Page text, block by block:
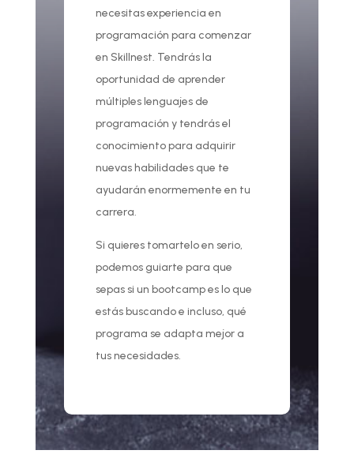
necesitas experiencia en
programación para comenzar
en Skillnest. Tendrás la
oportunidad de aprender
múltiples lenguajes de
programación y tendrás el
conocimiento para adquirir
nuevas habilidades que te
ayudarán enormemente en tu
carrera.
Si quieres tomartelo en serio,
podemos guiarte para que
sepas si un bootcamp es lo que
estás buscando e incluso, qué
programa se adapta mejor a
tus necesidades.